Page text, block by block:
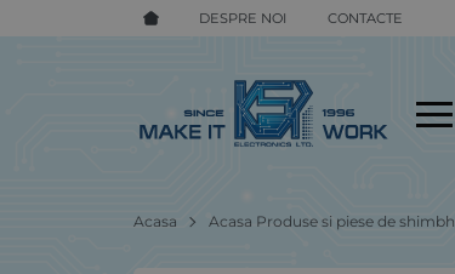
DESPRE NOI CONTACTE
Acasa Acasa Produse si piese de shimbh